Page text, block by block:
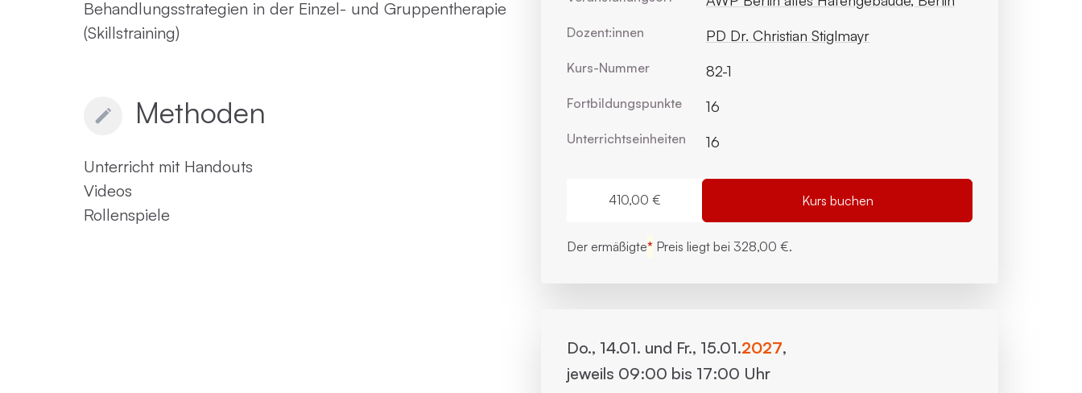
Behandlungsstrategien in der Einzel- und Gruppentherapie
(Skillstraining)
Methoden
Unterricht mit Handouts
Videos
Rollenspiele
Dozent:innen PD Dr. Christian Stiglmayr
Kurs-Nummer 82-1
Fortbildungs­punkte 16
Unterrichts­einheiten 16
410,00 € Kurs buchen
Der ermäßigte* Preis liegt bei 328,00 €.
Do., 14.01. und Fr., 15.01.2027,
jeweils 09:00 bis 17:00 Uhr